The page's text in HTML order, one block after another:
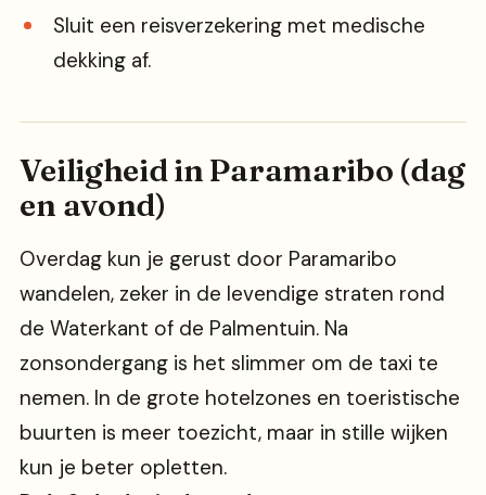
Sluit een reisverzekering met medische
dekking af.
Veiligheid in Paramaribo (dag
en avond)
Overdag kun je gerust door Paramaribo
wandelen, zeker in de levendige straten rond
de Waterkant of de Palmentuin. Na
zonsondergang is het slimmer om de taxi te
nemen. In de grote hotelzones en toeristische
buurten is meer toezicht, maar in stille wijken
kun je beter opletten.